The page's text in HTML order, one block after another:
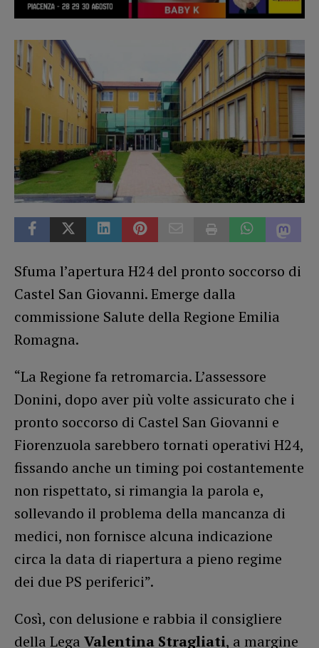
Sfuma l’apertura H24 del pronto soccorso di
Castel San Giovanni. Emerge dalla
commissione Salute della Regione Emilia
Romagna.
“La Regione fa retromarcia. L’assessore
Donini, dopo aver più volte assicurato che i
pronto soccorso di Castel San Giovanni e
Fiorenzuola sarebbero tornati operativi H24,
fissando anche un timing poi costantemente
non rispettato, si rimangia la parola e,
sollevando il problema della mancanza di
medici, non fornisce alcuna indicazione
circa la data di riapertura a pieno regime
dei due PS periferici”.
Così, con delusione e rabbia il consigliere
della Lega Valentina Stragliati, a margine